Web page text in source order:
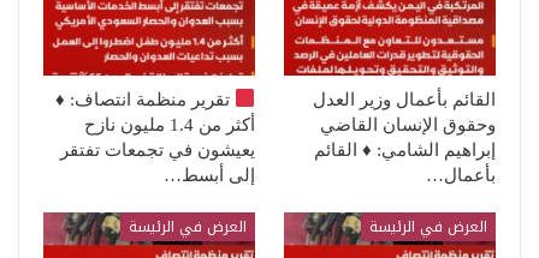
القائم بأعمال وزير العدل
وحقوق الإنسان القاضي
إبراهيم الشامي: ♦️ القائم
بأعمال…
تقرير منظمة انتصاف: ♦️
أكثر من 1.4 مليون نازح
يعيشون في تجمعات تفتقر
إلى أبسط…
العرض في الرئيسة العرض في الرئيسة